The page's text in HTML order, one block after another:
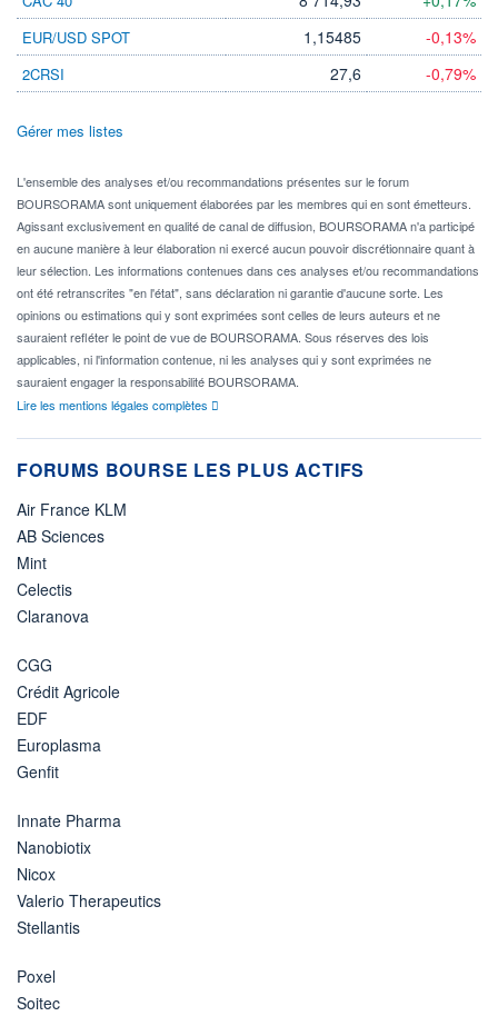
EUR/USD SPOT 1,15485 -0,13%
2CRSI 27,6 -0,79%
Gérer mes listes
L'ensemble des analyses et/ou recommandations présentes sur le forum
BOURSORAMA sont uniquement élaborées par les membres qui en sont émetteurs.
Agissant exclusivement en qualité de canal de diffusion, BOURSORAMA n'a participé
en aucune manière à leur élaboration ni exercé aucun pouvoir discrétionnaire quant à
leur sélection. Les informations contenues dans ces analyses et/ou recommandations
ont été retranscrites "en l'état", sans déclaration ni garantie d'aucune sorte. Les
opinions ou estimations qui y sont exprimées sont celles de leurs auteurs et ne
sauraient refléter le point de vue de BOURSORAMA. Sous réserves des lois
applicables, ni l'information contenue, ni les analyses qui y sont exprimées ne
sauraient engager la responsabilité BOURSORAMA.
Lire les mentions légales complètes
FORUMS BOURSE LES PLUS ACTIFS
Air France KLM
AB Sciences
Mint
Celectis
Claranova
CGG
Crédit Agricole
EDF
Europlasma
Genfit
Innate Pharma
Nanobiotix
Nicox
Valerio Therapeutics
Stellantis
Poxel
Soitec